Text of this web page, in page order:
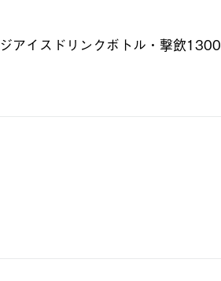
アイスドリンクボトル・撃飲1300